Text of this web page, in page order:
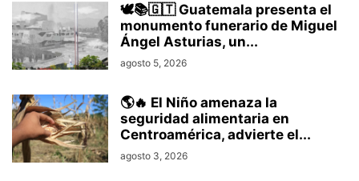
🕊️📚🇬🇹 Guatemala presenta el
monumento funerario de Miguel
Ángel Asturias, un...
agosto 5, 2026
🌎🔥 El Niño amenaza la
seguridad alimentaria en
Centroamérica, advierte el...
agosto 3, 2026